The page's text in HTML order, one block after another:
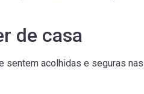
de casa
sentem acolhidas e seguras